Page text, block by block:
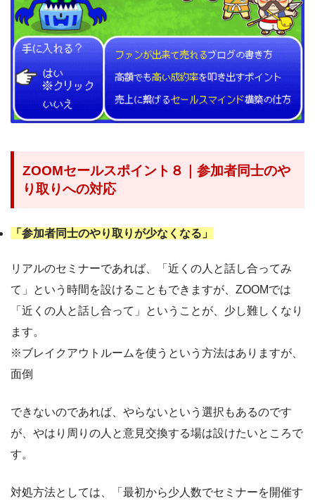
ZOOMセールスポイント８｜参加者同士のや
り取りへの対応
「参加者同士のやり取りが少なくなる」
リアルのセミナーであれば、「近くの人と話し合ってみ
て」という時間を設けることもできますが、ZOOMでは
「近くの人と話し合って」ということが、少し難しくなり
ます。
※ブレイクアウトルームを使うという方法はありますが、
面倒
できないのであれば、やらないという選択もあるのです
が、やはり周りの人と意見交換する場は設けたいところで
す。
対処方法としては、「最初から少人数でセミナーを開催す